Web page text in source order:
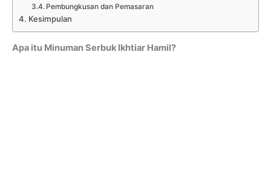
Pembungkusan dan Pemasaran
Kesimpulan
Apa itu Minuman Serbuk Ikhtiar Hamil?